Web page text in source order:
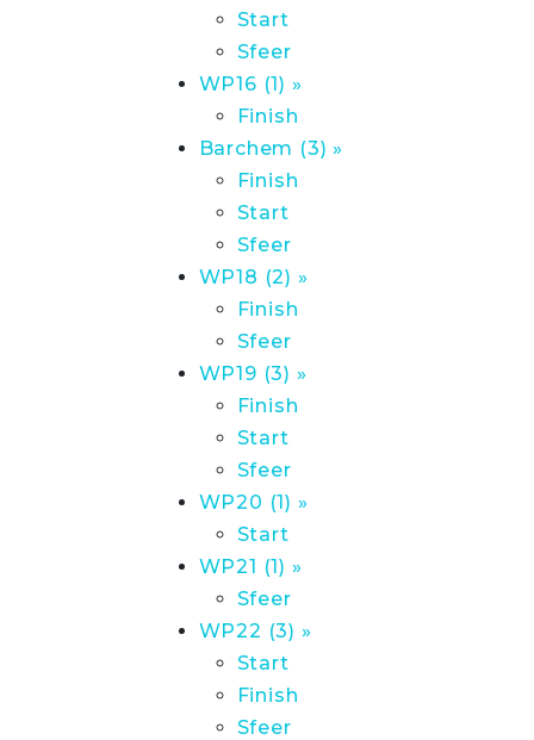
Start
Sfeer
WP16 (1) »
Finish
Barchem (3) »
Finish
Start
Sfeer
WP18 (2) »
Finish
Sfeer
WP19 (3) »
Finish
Start
Sfeer
WP20 (1) »
Start
WP21 (1) »
Sfeer
WP22 (3) »
Start
Finish
Sfeer